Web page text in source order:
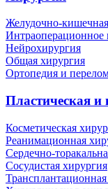
Желудочно-
Интраоперационное
Нейрохирургия
Общая хирургия
Ортопедия и
Пластическая и
Косметическая
Реанимационная
Сердечно-
Сосудистая хирургия